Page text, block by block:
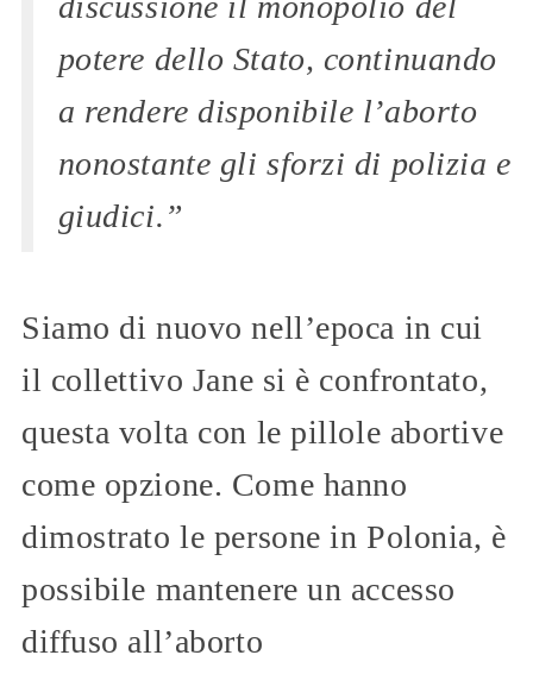
potere dello Stato, continuando
a rendere disponibile l’aborto
nonostante gli sforzi di polizia e
giudici.”
Siamo di nuovo nell’epoca in cui
il collettivo Jane si è confrontato,
questa volta con le pillole abortive
come opzione. Come hanno
dimostrato le persone in Polonia, è
possibile mantenere un accesso
diffuso all’aborto